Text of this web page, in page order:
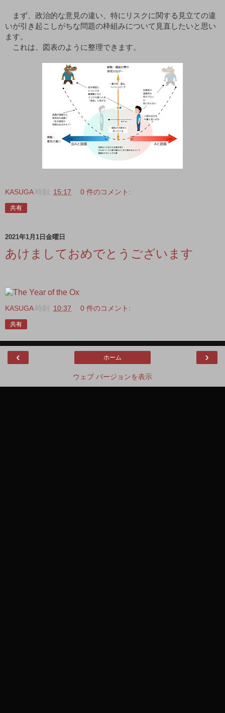
まず、政治的な意見の違い、特にリスクに関する見立ての違
いが引き起こしがちな問題の枠組みについて見直したいと思い
ます。
これは、図表のように整理できます。
KASUGA 時刻: 15:17 0 件のコメント:
共有
2021年1月1日金曜日
あけましておめでとうございます
KASUGA 時刻: 10:37 0 件のコメント:
共有
‹ ›
ホーム
ウェブ バージョンを表示